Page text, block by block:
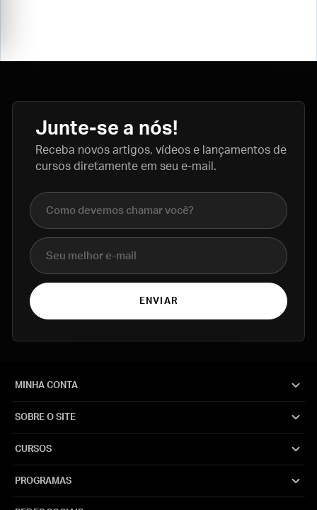
Junte-se a nós!
Receba novos artigos, vídeos e lançamentos de
cursos diretamente em seu e-mail.
Nome completo
E-mail
ENVIAR
MINHA CONTA
SOBRE O SITE
CURSOS
PROGRAMAS